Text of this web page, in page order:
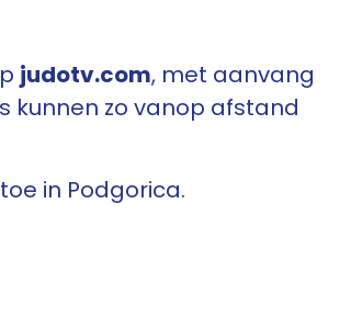
judotv.com, met aanvang
kunnen zo vanop afstand
in Podgorica.